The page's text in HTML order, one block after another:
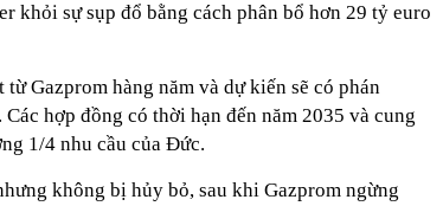
khỏi sự sụp đổ bằng cách phân bổ hơn 29 tỷ euro
Gazprom hàng năm và dự kiến sẽ có phán
hợp đồng có thời hạn đến năm 2035 và cung
1/4 nhu cầu của Đức.
không bị hủy bỏ, sau khi Gazprom ngừng